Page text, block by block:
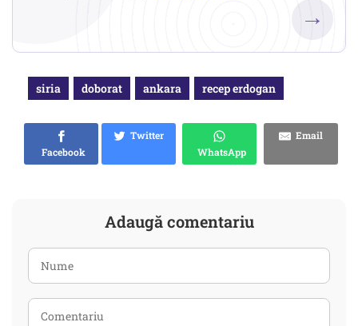
→
siria doborat ankara recep erdogan
Facebook
Twitter
WhatsApp
Email
Adaugă comentariu